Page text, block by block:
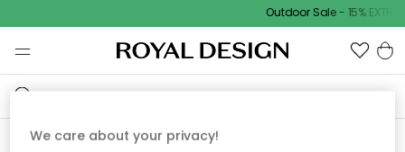
Outdoor Sale - 15%
We care about your privacy!